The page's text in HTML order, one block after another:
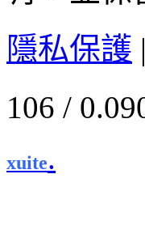
隱私保護 |
106 /
xuite.